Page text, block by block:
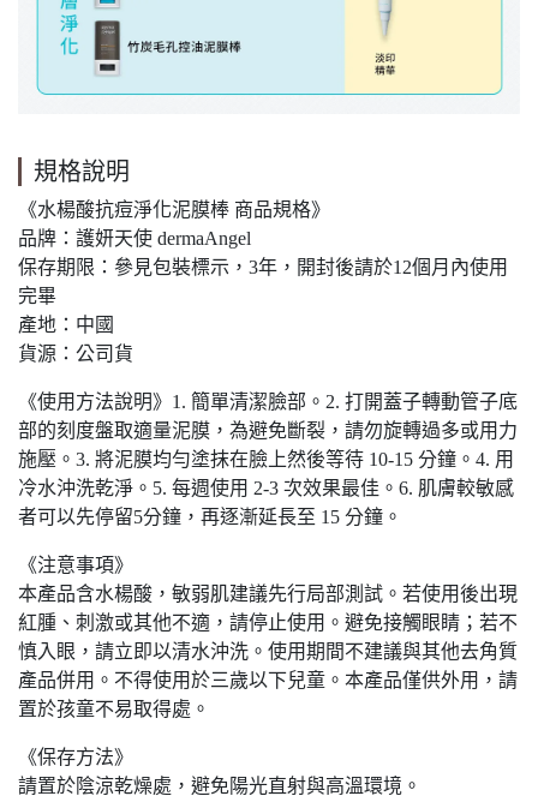
規格說明
《水楊酸抗痘淨化泥膜棒 商品規格》
品牌：護妍天使 dermaAngel
保存期限：參見包裝標示，3年，開封後請於12個月內使用
完畢
產地：中國
貨源：公司貨
《使用方法說明》1. 簡單清潔臉部。2. 打開蓋子轉動管子底
部的刻度盤取適量泥膜，為避免斷裂，請勿旋轉過多或用力
施壓。3. 將泥膜均勻塗抹在臉上然後等待 10-15 分鐘。4. 用
冷水沖洗乾淨。5. 每週使用 2-3 次效果最佳。6. 肌膚較敏感
者可以先停留5分鐘，再逐漸延長至 15 分鐘。
《注意事項》
本產品含水楊酸，敏弱肌建議先行局部測試。若使用後出現
紅腫、刺激或其他不適，請停止使用。避免接觸眼睛；若不
慎入眼，請立即以清水沖洗。使用期間不建議與其他去角質
產品併用。不得使用於三歲以下兒童。本產品僅供外用，請
置於孩童不易取得處。
《保存方法》
請置於陰涼乾燥處，避免陽光直射與高溫環境。